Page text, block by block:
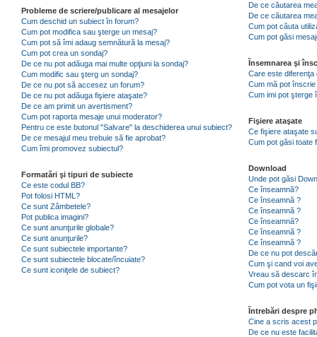
Probleme de scriere/publicare al mesajelor
Cum deschid un subiect în forum?
Cum pot modifica sau şterge un mesaj?
Cum pot să îmi adaug semnătură la mesaj?
Cum pot crea un sondaj?
De ce nu pot adăuga mai multe opţiuni la sondaj?
Cum modific sau şterg un sondaj?
De ce nu pot să accesez un forum?
De ce nu pot adăuga fişiere ataşate?
De ce am primit un avertisment?
Cum pot raporta mesaje unui moderator?
Pentru ce este butonul "Salvare" la deschiderea unui subiect?
De ce mesajul meu trebuie să fie aprobat?
Cum îmi promovez subiectul?
Formatări şi tipuri de subiecte
Ce este codul BB?
Pot folosi HTML?
Ce sunt Zâmbetele?
Pot publica imagini?
Ce sunt anunţurile globale?
Ce sunt anunţurile?
Ce sunt subiectele importante?
Ce sunt subiectele blocate/încuiate?
Ce sunt iconiţele de subiect?
De ce căutarea
De ce căutarea
Cum pot căuta
Cum pot găsi
Însemnarea şi
Care este
Cum mă pot
Cum imi pot şterge
Fişiere ataşate
Ce fişiere ataşate
Cum pot găsi toate
Download
Unde pot găsi
Ce înseamnă?
Ce înseamnă ?
Ce înseamnă ?
Ce înseamnă?
Ce înseamnă ?
Ce înseamnă ?
De ce nu pot
Cum şi cand voi
Vreau să descarc
Cum pot vota un
Întrebări despre
Cine a scris acest
De ce nu este